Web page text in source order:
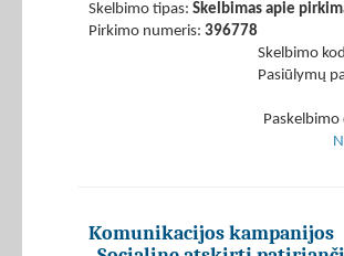
Skelbimo tipas: Skelbimas apie
Pirkimo numeris: 396778
Skelbimo
Pasiūlymų
Komunikacijos kampanijos